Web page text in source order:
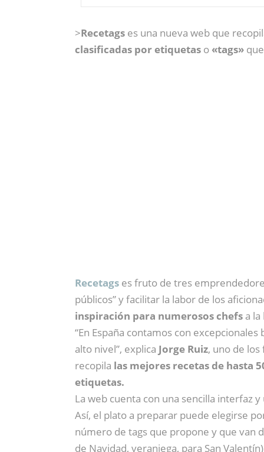
>Recetags es una nueva web que
clasificadas por etiquetas o «tags»
Recetags es fruto de tres
públicos” y facilitar la labor de los
inspiración para numerosos chefs a
“En España contamos con
alto nivel”, explica Jorge Ruiz, uno de
recopila las mejores recetas de hasta
etiquetas.
La web cuenta con una sencilla interfaz
Así, el plato a preparar puede elegirse
número de tags que propone y que van
de Navidad, veraniega, para San